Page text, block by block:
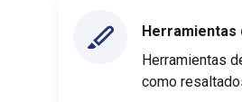
Herramientas
Herramientas
como